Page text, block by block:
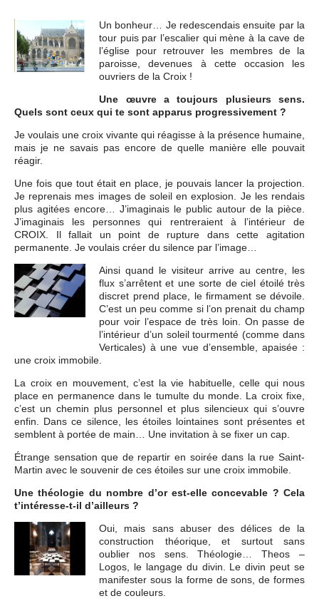
Un bonheur… Je redescendais ensuite par la
tour puis par l’escalier qui mène à la cave de
l’église pour retrouver les membres de la
paroisse, devenues à cette occasion les
ouvriers de la Croix !
Une œuvre a toujours plusieurs sens.
Quels sont ceux qui te sont apparus progressivement ?
Je voulais une croix vivante qui réagisse à la présence humaine,
mais je ne savais pas encore de quelle manière elle pouvait
réagir.
Une fois que tout était en place, je pouvais lancer la projection.
Je reprenais mes images de soleil en explosion. Je les rendais
plus agitées encore… J’imaginais le public autour de la pièce.
J’imaginais les personnes qui rentreraient à l’intérieur de
CROIX. Il fallait un point de rupture dans cette agitation
permanente. Je voulais créer du silence par l’image…
Ainsi quand le visiteur arrive au centre, les
flux s’arrêtent et une sorte de ciel étoilé très
discret prend place, le firmament se dévoile.
C’est un peu comme si l’on prenait du champ
pour voir l’espace de très loin. On passe de
l’intérieur d’un soleil tourmenté (comme dans
Verticales) à une vue d’ensemble, apaisée :
une croix immobile.
La croix en mouvement, c’est la vie habituelle, celle qui nous
place en permanence dans le tumulte du monde. La croix fixe,
c’est un chemin plus personnel et plus silencieux qui s’ouvre
enfin. Dans ce silence, les étoiles lointaines sont présentes et
semblent à portée de main… Une invitation à se fixer un cap.
Étrange sensation que de repartir en soirée dans la rue Saint-
Martin avec le souvenir de ces étoiles sur une croix immobile.
Une théologie du nombre d’or est-elle concevable ? Cela
t’intéresse-t-il d’ailleurs ?
Oui, mais sans abuser des délices de la
construction théorique, et surtout sans
oublier nos sens. Théologie… Theos –
Logos, le langage du divin. Le divin peut se
manifester sous la forme de sons, de formes
et de couleurs.